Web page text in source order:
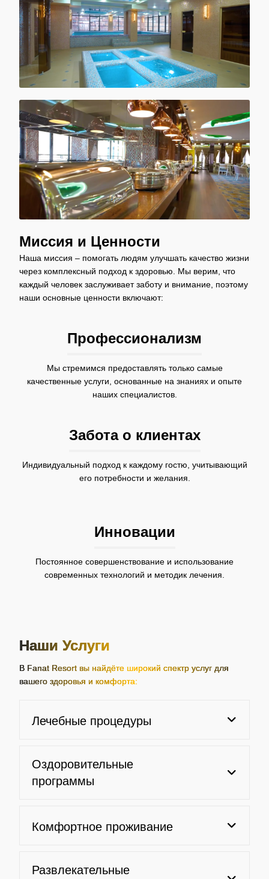
Миссия и Ценности
Наша миссия – помогать людям улучшать качество жизни
через комплексный подход к здоровью. Мы верим, что
каждый человек заслуживает заботу и внимание, поэтому
наши основные ценности включают:
Профессионализм
Мы стремимся предоставлять только самые
качественные услуги, основанные на знаниях и опыте
наших специалистов.
Забота о клиентах
Индивидуальный подход к каждому гостю, учитывающий
его потребности и желания.
Инновации
Постоянное совершенствование и использование
современных технологий и методик лечения.
Наши Услуги
В Fanat Resort вы найдёте широкий спектр услуг для
вашего здоровья и комфорта:
Лечебные процедуры
Оздоровительные
программы
Комфортное проживание
Развлекательные